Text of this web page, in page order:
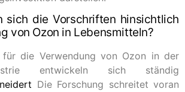
sich die Vorschriften hinsichtlich
von Ozon in Lebensmitteln?
für die Verwendung von Ozon in der
entwickeln sich ständig
Die Forschung schreitet voran